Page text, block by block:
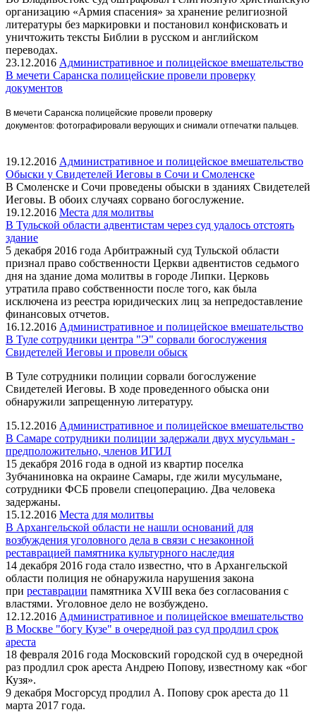
организацию «Армия спасения» за хранение религиозной
литературы без маркировки и постановил конфисковать и
уничтожить тексты Библии в русском и английском
переводах.
23.12.2016 Административное и полицейское вмешательство
В мечети Саранска полицейские провели проверку
документов
В мечети Саранска полицейские провели проверку
документов: фотографировали верующих и снимали отпечатки пальцев.
19.12.2016 Административное и полицейское вмешательство
Обыски у Свидетелей Иеговы в Сочи и Смоленске
В Смоленске и Сочи проведены обыски в зданиях Свидетелей
Иеговы. В обоих случаях сорвано богослужение.
19.12.2016 Места для молитвы
В Тульской области адвентистам через суд удалось отстоять
здание
5 декабря 2016 года Арбитражный суд Тульской области
признал право собственности Церкви адвентистов седьмого
дня на здание дома молитвы в городе Липки. Церковь
утратила право собственности после того, как была
исключена из реестра юридических лиц за непредоставление
финансовых отчетов.
16.12.2016 Административное и полицейское вмешательство
В Туле сотрудники центра "Э" сорвали богослужения
Свидетелей Иеговы и провели обыск
В Туле сотрудники полиции сорвали богослужение
Свидетелей Иеговы. В ходе проведенного обыска они
обнаружили запрещенную литературу.
15.12.2016 Административное и полицейское вмешательство
В Самаре сотрудники полиции задержали двух мусульман -
предположительно, членов ИГИЛ
15 декабря 2016 года в одной из квартир поселка
Зубчаниновка на окраине Самары, где жили мусульмане,
сотрудники ФСБ провели спецоперацию. Два человека
задержаны.
15.12.2016 Места для молитвы
В Архангельской области не нашли оснований для
возбуждения уголовного дела в связи с незаконной
реставрацией памятника культурного наследия
14 декабря 2016 года стало известно, что в Архангельской
области полиция не обнаружила нарушения закона
при реставрации памятника XVIII века без согласования с
властями. Уголовное дело не возбуждено.
12.12.2016 Административное и полицейское вмешательство
В Москве "богу Кузе" в очередной раз суд продлил срок
ареста
18 февраля 2016 года Московский городской суд в очередной
раз продлил срок ареста Андрею Попову, известному как «бог
Кузя».
9 декабря Мосгорсуд продлил А. Попову срок ареста до 11
марта 2017 года.